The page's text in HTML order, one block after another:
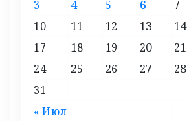
« Июл
3
4 5 6 7
10
11 12 13 14
17
18 19 20 21
24
25 26 27 28
31